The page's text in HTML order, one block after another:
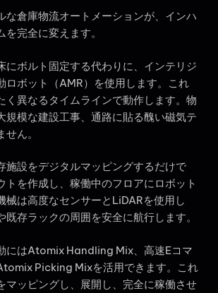
な倉庫物流オートメーションが、インハ
完全に変えます。
にボルト固定する代わりに、インテリジ
ロボット（AMR）を使用します。これ
く異なるタイムラインで動作します。物
規模な建設工事、通路に貼る醜い磁気テ
ん。
施設をデジタルマッピングするだけで
トを作成し、稼働中のフロアにロボット
械は高度なセンサーとLiDARを使用し
既存ラックの周囲を安全に航行します。
にはAtomix Handling Mix、高速Eコマ
Picking Mixを活用できます。これ
マッピングし、展開し、完全に稼働させ